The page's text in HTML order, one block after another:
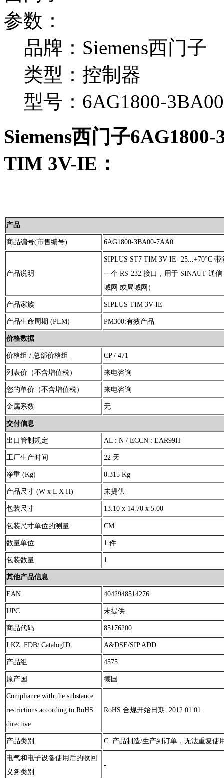
参数：
品牌：Siemens西门子
类型：控制器
型号：6AG1800-
Siemens西门子
TIM 3V-IE：
产品
商品编号(市售编号) 6AG1800-3BA00-7AA0
产品说明
SIPLUS ST7 TIM 3V-IE -25...+70°C
一个 RS-232 接口，用于 SINAUT 通
域网 或局域网）
产品家族 SIPLUS TIM 3V-IE
产品生命周期 (PLM) PM300:有效产品
价格数据
价格组 / 总部价格组 CP / 471
列表价（不含增值税） 来电咨询
您的单价（不含增值税） 来电咨询
金属系数 无
交付信息
出口管制规定 AL : N / ECCN : EAR99H
工厂生产时间 22 天
净重 (Kg) 0.315 Kg
产品尺寸 (W x L X H) 未提供
包装尺寸 13.10 x 14.70 x 5.00
包装尺寸单位的测量 CM
数量单位 1 件
包装数量 1
其他产品信息
EAN 4042948514276
UPC 未提供
商品代码 85176200
LKZ_FDB/ CatalogID A&DSE/SIP ADD
产品组 4575
原产国 德国
Compliance with the substance
restrictions according to RoHS
directive
RoHS 合规开始日期: 2012.01.01
产品类别 C: 产品制造/生产到订单，无法重复使
电气和电子设备使用后的收回
义务类别
-